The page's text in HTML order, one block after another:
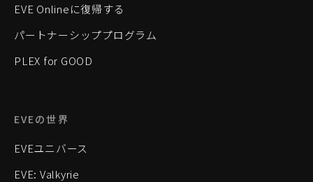
EVE Onlineに復帰する
パートナーシッププログラム
PLEX for GOOD
EVEの世界
EVEユニバース
EVE: Valkyrie